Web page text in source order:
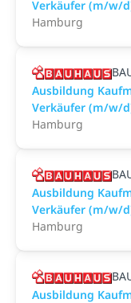
Verkäufer (m/w/
Hamburg
Ausbildung
Verkäufer (m/w/
Hamburg
Ausbildung
Verkäufer (m/w/
Hamburg
Ausbildung